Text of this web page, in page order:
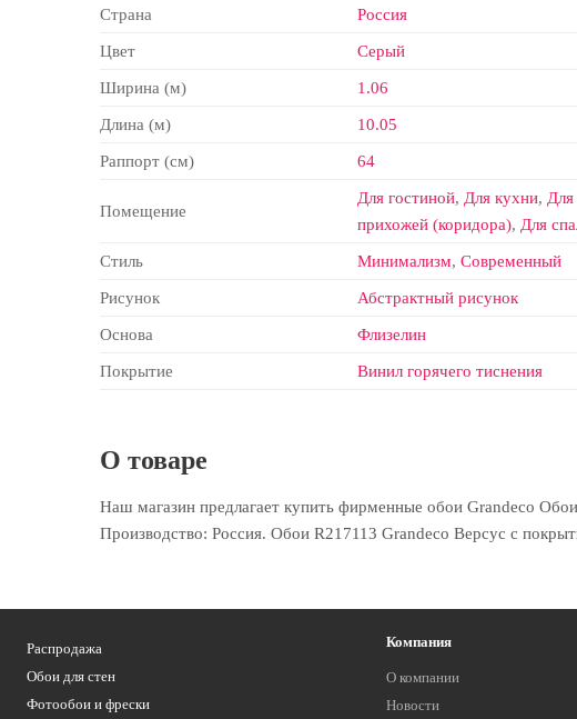
Страна Россия
Цвет Серый
Ширина (м) 1.06
Длина (м) 10.05
Раппорт (см) 64
Помещение
Для гостиной, Для кухни, Для
прихожей (коридора), Для
Стиль Минимализм, Современный
Рисунок Абстрактный рисунок
Основа Флизелин
Покрытие Винил горячего тиснения
О товаре
Наш магазин предлагает купить фирменные обои Grandeco
Производство: Россия. Обои R217113 Grandeco Версус с
Распродажа
Обои для стен
Фотообои и фрески
Компания
О компании
Новости